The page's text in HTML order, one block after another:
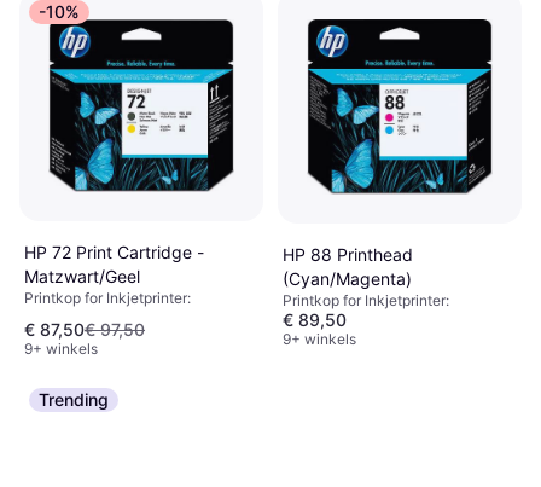
-10%
HP 72 Print Cartridge -
Matzwart/Geel
Printkop for Inkjetprinter:
€ 87,50€ 97,50
9+ winkels
HP 88 Printhead
(Cyan/Magenta)
Printkop for Inkjetprinter:
€ 89,50
9+ winkels
Trending